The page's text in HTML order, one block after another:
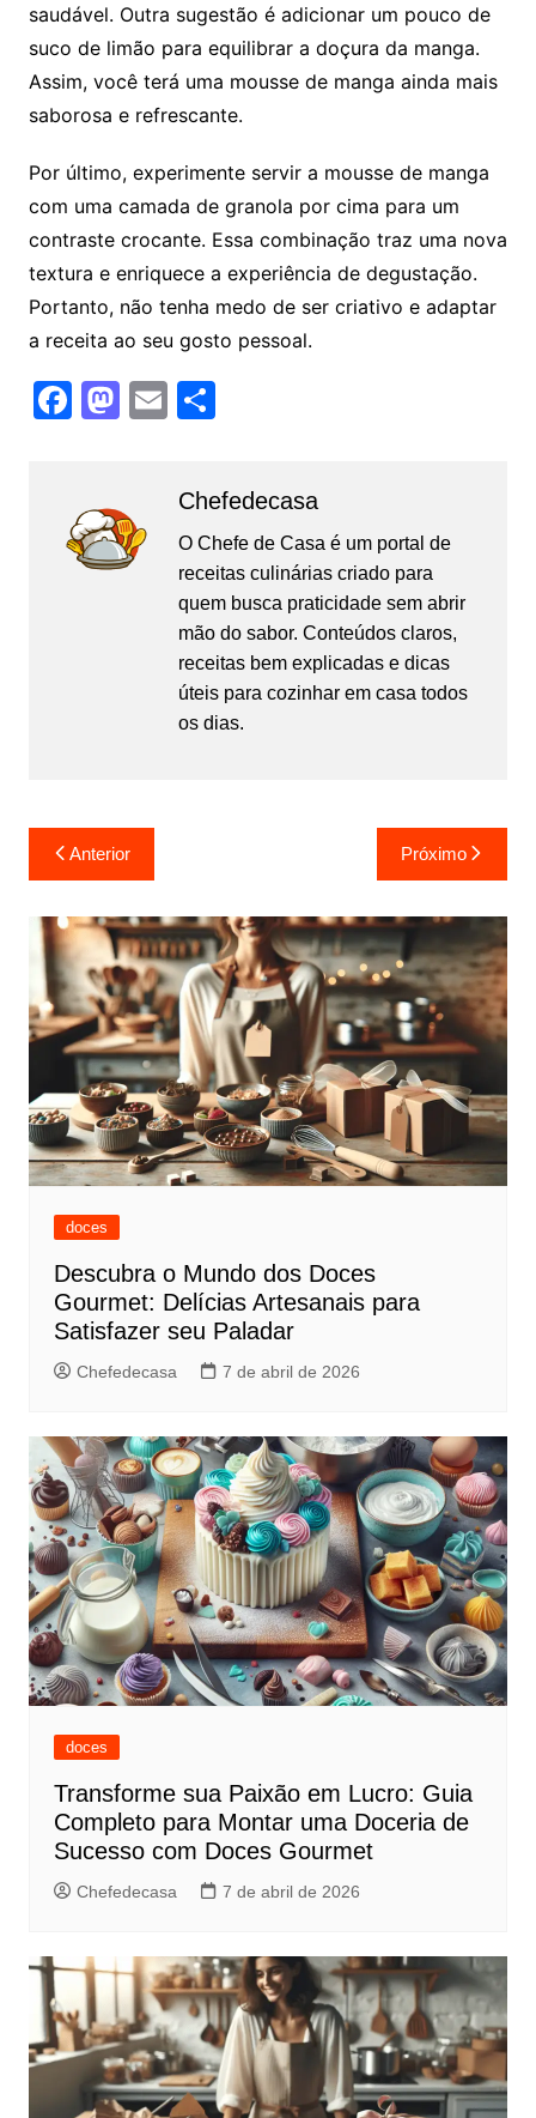
saudável. Outra sugestão é adicionar um pouco de
suco de limão para equilibrar a doçura da manga.
Assim, você terá uma mousse de manga ainda mais
saborosa e refrescante.
Por último, experimente servir a mousse de manga
com uma camada de granola por cima para um
contraste crocante. Essa combinação traz uma nova
textura e enriquece a experiência de degustação.
Portanto, não tenha medo de ser criativo e adaptar
a receita ao seu gosto pessoal.
F
e
b
M
o
d
E S
e
Chefedecasa
O Chefe de Casa é um portal de
receitas culinárias criado para
quem busca praticidade sem abrir
mão do sabor. Conteúdos claros,
receitas bem explicadas e dicas
úteis para cozinhar em casa todos
os dias.
Navegação
de
Post
Anterior Próximo
doces
Descubra o Mundo dos Doces
Gourmet: Delícias Artesanais para
Satisfazer seu Paladar
Chefedecasa 7 de abril de 2026
doces
Transforme sua Paixão em Lucro: Guia
Completo para Montar uma Doceria de
Sucesso com Doces Gourmet
Chefedecasa 7 de abril de 2026